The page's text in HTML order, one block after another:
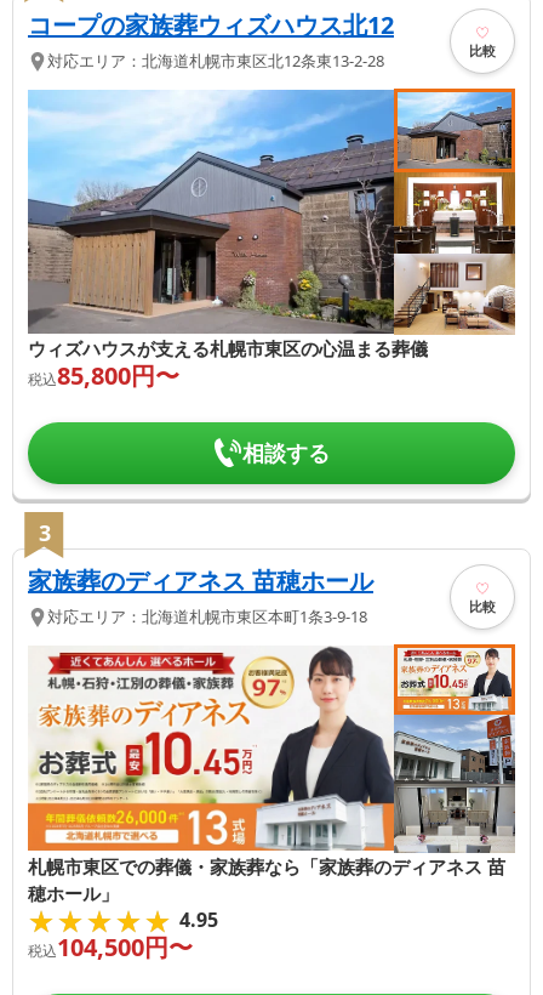
コープの家族葬ウィズハウス北12
対応エリア： 北海道札幌市東区北12条東13-2-28 比較
ウィズハウスが支える札幌市東区の心温まる葬儀
税込85,800円〜
相談する
3
家族葬のディアネス 苗穂ホール
対応エリア： 北海道札幌市東区本町1条3-9-18 比較
札幌市東区での葬儀・家族葬なら「家族葬のディアネス 苗
穂ホール」
★★★★★
★★★★★ 4.95
税込104,500円〜